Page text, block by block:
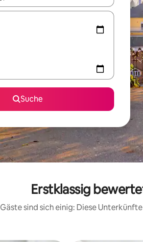
Suche
Erstklassig
Gäste sind sich einig: Diese